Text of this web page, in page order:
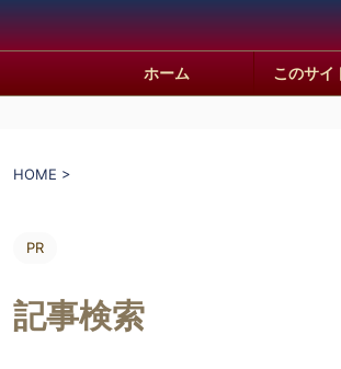
ホーム このサイ
HOME >
PR
記事検索